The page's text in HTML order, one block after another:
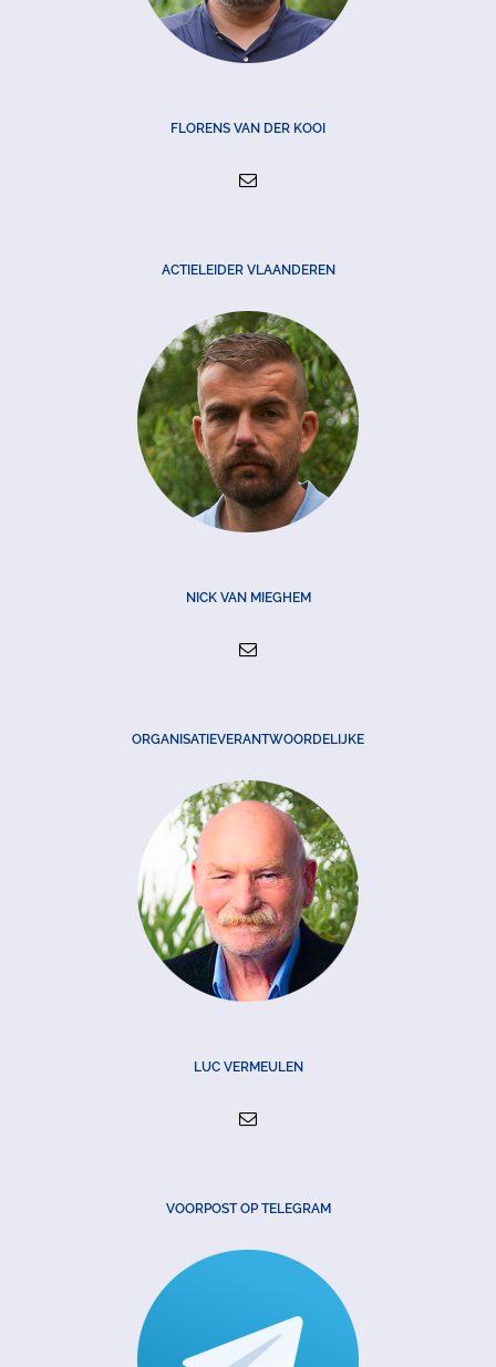
FLORENS VAN DER KOOI
ACTIELEIDER VLAANDEREN
NICK VAN MIEGHEM
ORGANISATIEVERANTWOORDELIJKE
LUC VERMEULEN
VOORPOST OP TELEGRAM